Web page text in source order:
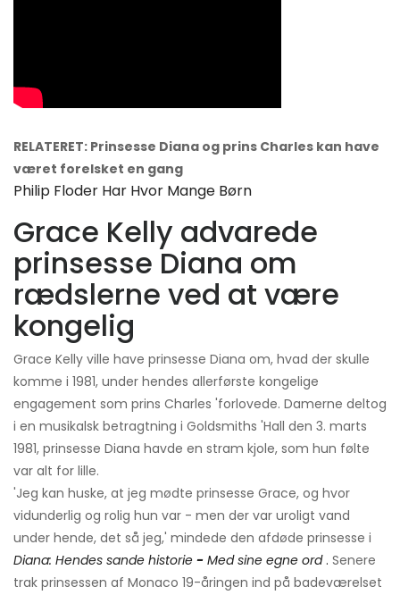
RELATERET: Prinsesse Diana og prins Charles kan have
været forelsket en gang
Philip Floder Har Hvor Mange Børn
Grace Kelly advarede
prinsesse Diana om
rædslerne ved at være
kongelig
Grace Kelly ville have prinsesse Diana om, hvad der skulle
komme i 1981, under hendes allerførste kongelige
engagement som prins Charles 'forlovede. Damerne deltog
i en musikalsk betragtning i Goldsmiths 'Hall den 3. marts
1981, prinsesse Diana havde en stram kjole, som hun følte
var alt for lille.
'Jeg kan huske, at jeg mødte prinsesse Grace, og hvor
vidunderlig og rolig hun var - men der var uroligt vand
under hende, det så jeg,' mindede den afdøde prinsesse i
Diana: Hendes sande historie - Med sine egne ord. Senere
trak prinsessen af ​​Monaco 19-åringen ind på badeværelset